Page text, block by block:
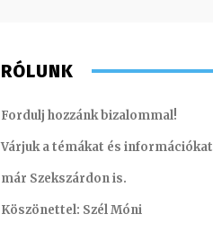
RÓLUNK
Fordulj hozzánk bizalommal!
Várjuk a témákat és információkat
már Szekszárdon is.
Köszönettel: Szél Móni